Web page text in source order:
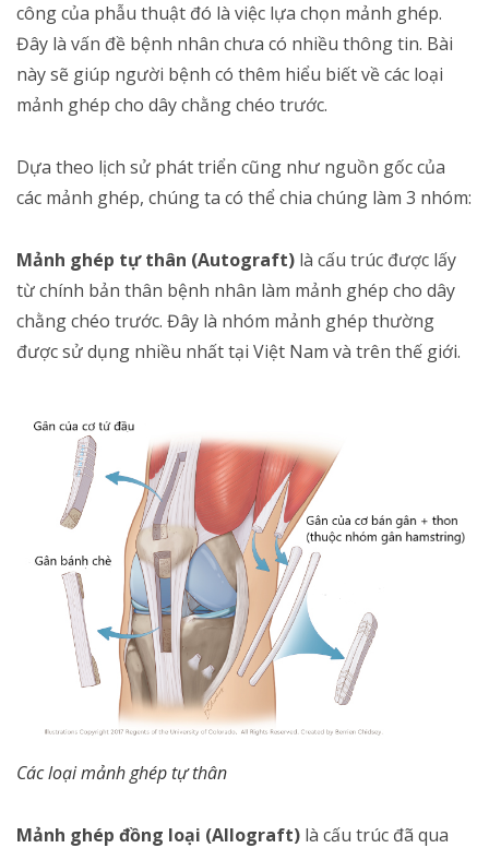
công của phẫu thuật đó là việc lựa chọn mảnh ghép.
Đây là vấn đề bệnh nhân chưa có nhiều thông tin. Bài
này sẽ giúp người bệnh có thêm hiểu biết về các loại
mảnh ghép cho dây chằng chéo trước.
Dựa theo lịch sử phát triển cũng như nguồn gốc của
các mảnh ghép, chúng ta có thể chia chúng làm 3 nhóm:
Mảnh ghép tự thân (Autograft) là cấu trúc được lấy
từ chính bản thân bệnh nhân làm mảnh ghép cho dây
chằng chéo trước. Đây là nhóm mảnh ghép thường
được sử dụng nhiều nhất tại Việt Nam và trên thế giới.
Các loại mảnh ghép tự thân
Mảnh ghép đồng loại (Allograft) là cấu trúc đã qua